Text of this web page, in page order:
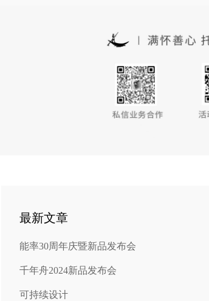
最新文章
能率30周年庆暨新品发布会
千年舟2024新品发布会
可持续设计